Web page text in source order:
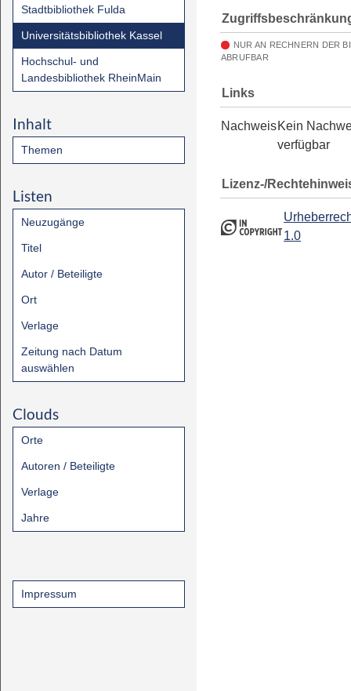
Stadtbibliothek Fulda
Universitätsbibliothek Kassel
Hochschul- und
Landesbibliothek RheinMain
Inhalt
Themen
Listen
Neuzugänge
Titel
Autor / Beteiligte
Ort
Verlage
Zeitung nach Datum
auswählen
Clouds
Orte
Autoren / Beteiligte
Verlage
Jahre
Impressum
NUR AN RECHNERN DER
ABRUFBAR
Links
NachweisKein
verfügbar
Lizenz-/
1.0